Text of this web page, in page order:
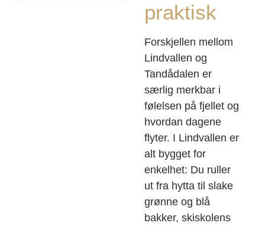
praktisk
Forskjellen mellom
Lindvallen og
Tandådalen er
særlig merkbar i
følelsen på fjellet og
hvordan dagene
flyter. I Lindvallen er
alt bygget for
enkelhet: Du ruller
ut fra hytta til slake
grønne og blå
bakker, skiskolens